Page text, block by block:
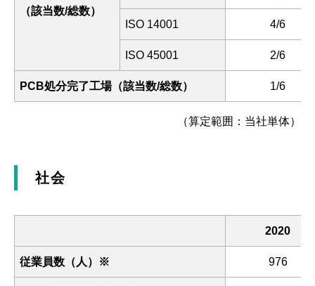
（該当数/総数）
ISO 14001 4/6
ISO 45001 2/6
PCB処分完了工場（該当数/総数） 1/6
（算定範囲：当社単体）
社会
2020
従業員数（人）※ 976